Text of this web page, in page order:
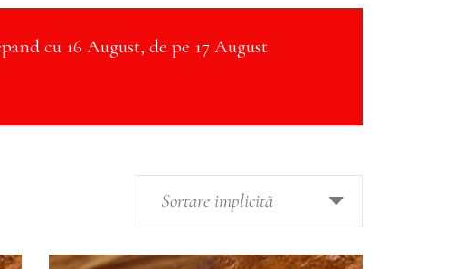
cu 16 August, de pe 17 August
Sortare implicită